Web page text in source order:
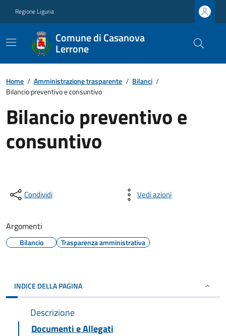
Regione Liguria
Comune di Casanova
Lerrone
Home / Amministrazione trasparente / Bilanci /
Bilancio preventivo e consuntivo
Bilancio preventivo e
consuntivo
Condividi Vedi azioni
Argomenti
Bilancio Trasparenza amministrativa
INDICE DELLA PAGINA
Descrizione
Documenti e Allegati